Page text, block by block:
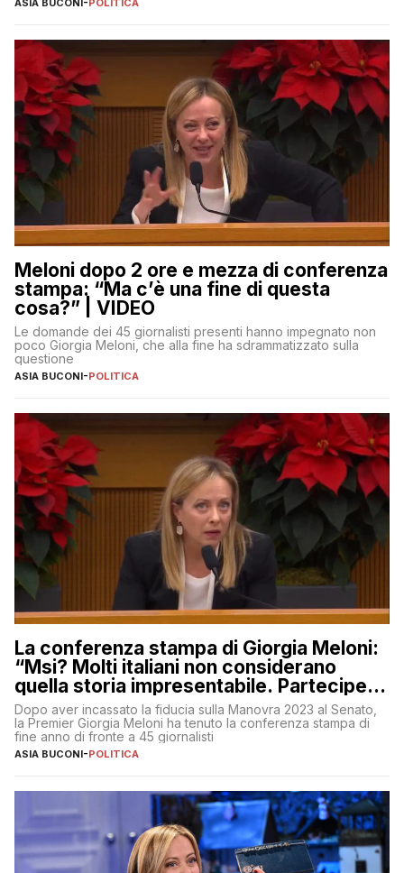
Meloni dopo 2 ore e mezza di conferenza
stampa: “Ma c’è una fine di questa
cosa?” | VIDEO
Le domande dei 45 giornalisti presenti hanno impegnato non
poco Giorgia Meloni, che alla fine ha sdrammatizzato sulla
questione
ASIA BUCONI-POLITICA
La conferenza stampa di Giorgia Meloni:
“Msi? Molti italiani non considerano
quella storia impresentabile. Parteciperò
al 25 aprile”
Dopo aver incassato la fiducia sulla Manovra 2023 al Senato,
la Premier Giorgia Meloni ha tenuto la conferenza stampa di
fine anno di fronte a 45 giornalisti
ASIA BUCONI-POLITICA